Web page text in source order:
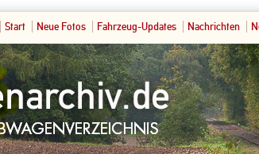
Start Neue Fotos Fahrzeug-Updates Nachrichten